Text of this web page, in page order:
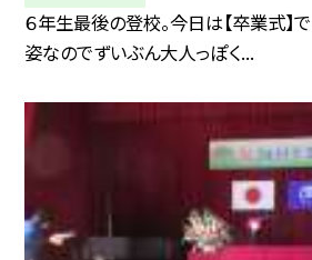
６年生最後の登校。今日は【卒業式】
姿なのでずいぶん大人っぽく...